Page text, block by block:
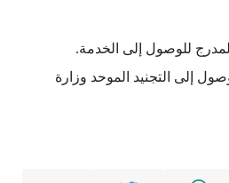
للوصول إلى الخدمة.
إلى التجنيد الموحد وزارة